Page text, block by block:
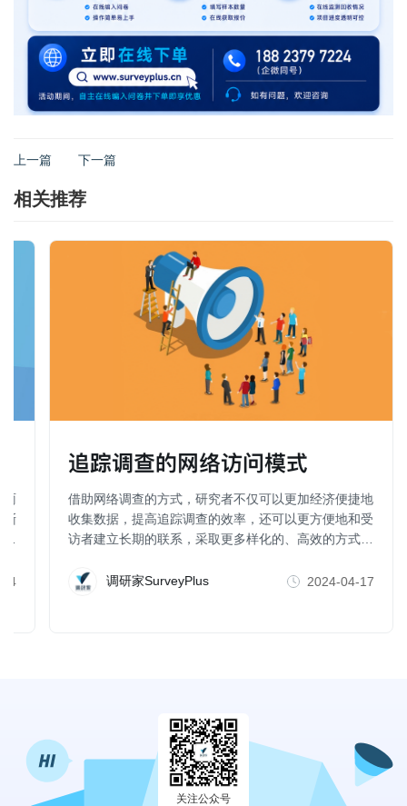
上一篇 下一篇
相关推荐
雨
渐
追踪调查的网络访问模式
借助网络调查的方式，研究者不仅可以更加经济便捷地
收集数据，提高追踪调查的效率，还可以更方便地和受
访者建立长期的联系，采取更多样化的、高效的方式增
也有助于减少样本的流失。
调研家SurveyPlus 2024-04-17
关注公众号